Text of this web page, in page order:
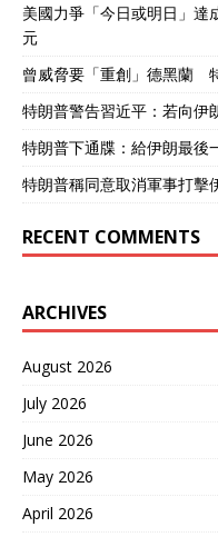
美國力爭「今日或明日」
元
曾威脅要「重創」德黑蘭
特朗普警告習近平：若向伊
特朗普下通牒：給伊朗最後
特朗普稱同意取消軍事打擊
RECENT COMMENTS
ARCHIVES
August 2026
July 2026
June 2026
May 2026
April 2026